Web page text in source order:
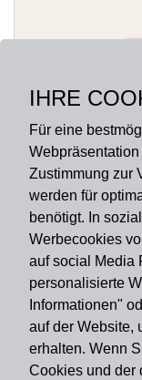
IHRE
Für eine
Zustimmung zur
werden für
benötigt. In
Werbecookies
auf social Media
personalisierte
Informationen"
auf der Website,
erhalten. Wenn
Cookies und der
LÄNDERSERIE
Fußmatte